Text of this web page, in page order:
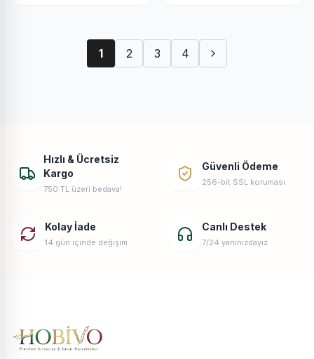
1 2 3 4
Hızlı & Ücretsiz
Kargo
750 TL üzeri bedava!
Güvenli Ödeme
256-bit SSL koruması
Kolay İade
14 gün içinde değişim
Canlı Destek
7/24 yanınızdayız